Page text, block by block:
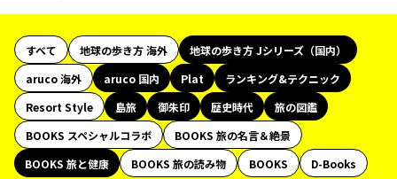
すべて 地球の歩き方 海外
地球の歩き方 Jシリーズ（国内）
aruco 海外
aruco 国内 Plat
ランキング&テクニック
Resort Style
島旅 御朱印 歴史時代
旅の図鑑
BOOKS スペシャルコラボ
BOOKS 旅の名言＆絶景
BOOKS 旅と健康
BOOKS 旅の読み物 BOOKS
D-Books